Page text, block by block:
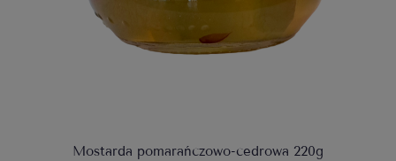
Mostarda pomarańczowo-cedrowa 220g